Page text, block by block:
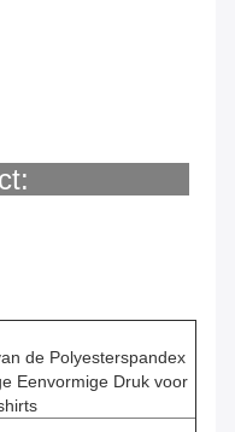
product:
de Polyesterspandex
Eenvormige Druk voor